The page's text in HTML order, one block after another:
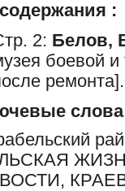
:
2: Белов,
боевой
ремонта].
слова